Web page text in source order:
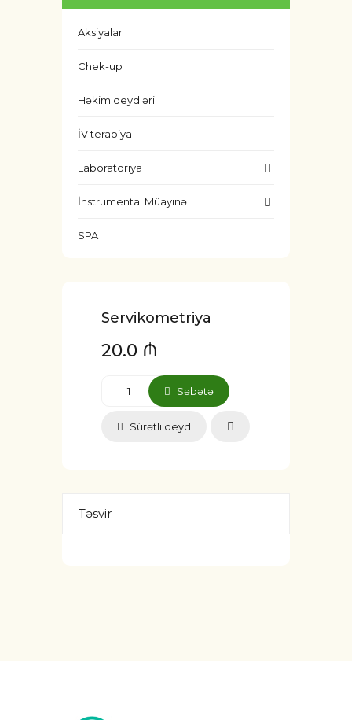
Aksiyalar
Chek-up
Həkim qeydləri
İV terapiya
Laboratoriya
İnstrumental Müayinə
SPA
Servikometriya
20.0 ₼
Səbətə
Sürətli qeyd
Təsvir